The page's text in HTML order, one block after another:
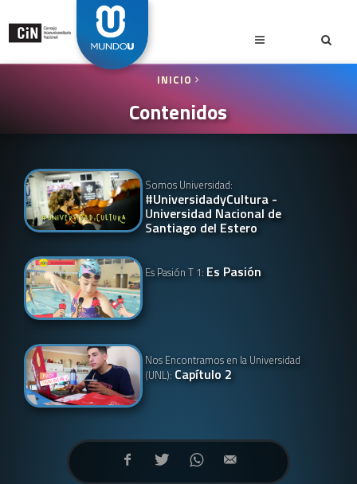
INICIO
Contenidos
Somos Universidad:
#UniversidadyCultura -
Universidad Nacional de
Santiago del Estero
Es Pasión T 1: Es Pasión
Nos Encontramos en la Universidad
(UNL): Capítulo 2